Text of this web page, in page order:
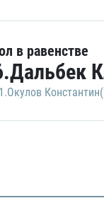
в равенстве